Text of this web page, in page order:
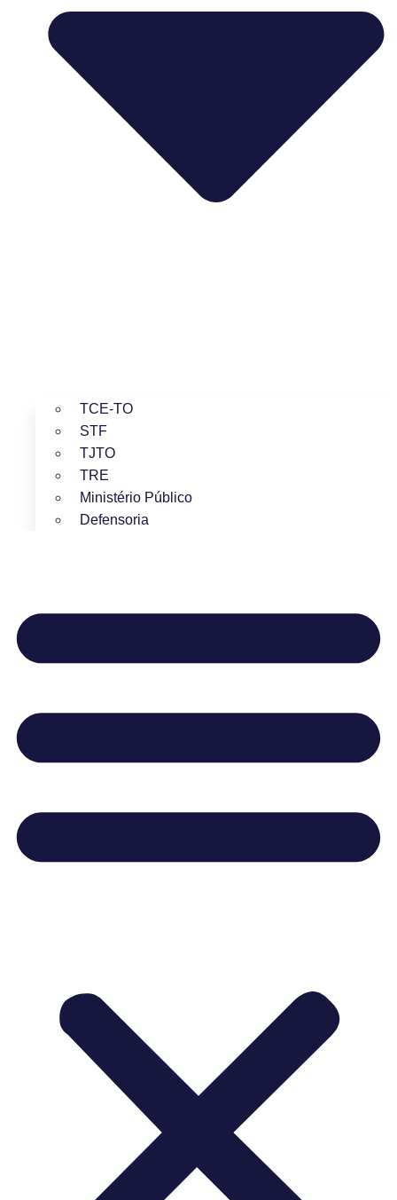
TCE-TO
STF
TJTO
TRE
Ministério Público
Defensoria